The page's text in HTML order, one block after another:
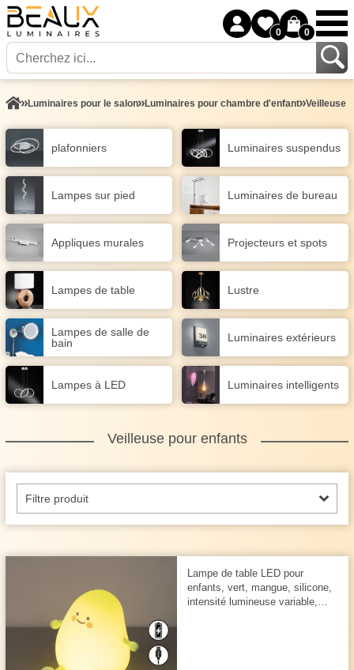
0 0
Luminaires pour le salon Luminaires pour chambre d'enfant Veilleuse
plafonniers Luminaires suspendus
Lampes sur pied Luminaires de bureau
Appliques murales Projecteurs et spots
Lampes de table Lustre
Lampes de salle de
bain
Luminaires extérieurs
Lampes à LED Luminaires intelligents
Veilleuse pour enfants
Filtre produit
Lampe de table LED pour
enfants, vert, mangue, silicone,
intensité lumineuse variable,